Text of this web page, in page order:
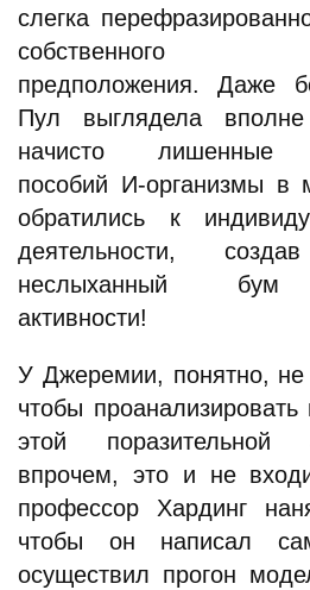
слегка
собственного
предположения. Даже
Пул выглядела
начисто лишенные
пособий И-организмы в
обратились к
деятельности,
неслыханный бум
активности!
У Джеремии, понятно, не
чтобы
этой поразительной
впрочем, это и не
профессор Хардинг
чтобы он написал
осуществил прогон